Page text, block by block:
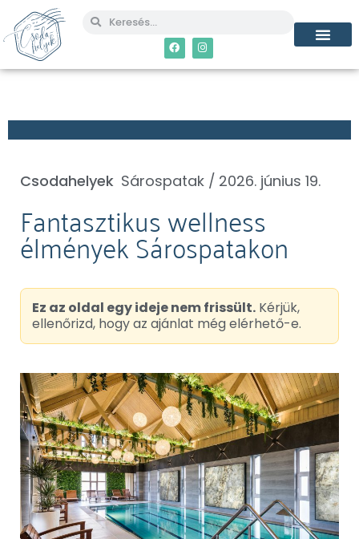
Csodahelyek Sárospatak / 2026. június 19.
Fantasztikus wellness
élmények Sárospatakon
Ez az oldal egy ideje nem frissült. Kérjük,
ellenőrizd, hogy az ajánlat még elérhető-e.